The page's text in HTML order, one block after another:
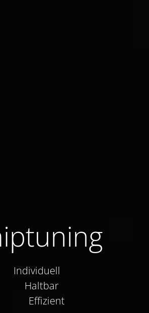
Individuell
Haltbar
Effizient